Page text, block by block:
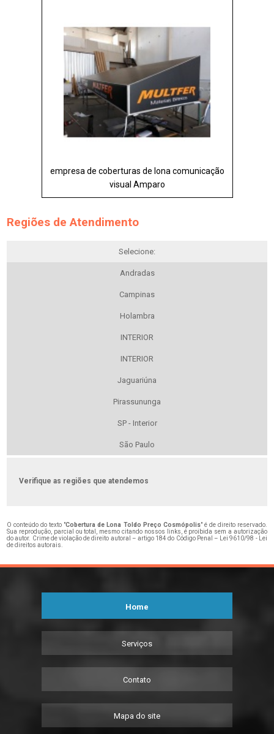
empresa de coberturas de lona comunicação
visual Amparo
Regiões de Atendimento
Selecione:
Andradas
Campinas
Holambra
INTERIOR
INTERIOR
Jaguariúna
Pirassununga
SP - Interior
São Paulo
Verifique as regiões que atendemos
O conteúdo do texto "Cobertura de Lona Toldo Preço Cosmópolis" é de direito reservado.
Sua reprodução, parcial ou total, mesmo citando nossos links, é proibida sem a autorização
do autor. Crime de violação de direito autoral – artigo 184 do Código Penal –
Lei 9610/98 - Lei
de direitos autorais
Home
Serviços
Contato
Mapa do site